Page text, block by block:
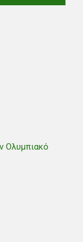
Ολυμπιακό